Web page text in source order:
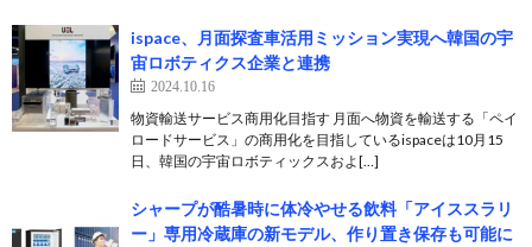
ispace、月面探査車活用ミッション実現へ韓国の宇
宙ロボティクス企業と連携
2024.10.16
物資輸送サービス商用化目指す 月面へ物資を輸送する「ペイ
ロードサービス」の商用化を目指しているispaceは10月15
日、韓国の宇宙ロボティックスおよ[…]
シャープが酷暑時に体冷やせる飲料「アイススラリ
ー」専用冷蔵庫の新モデル、作り置き保存も可能に